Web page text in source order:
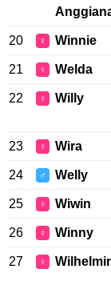
20 ♀ Winnie
21 ♀ Welda
22 ♀ Willy
23 ♀ Wira
24 ♂ Welly
25 ♀ Wiwin
26 ♀ Winny
27 ♀